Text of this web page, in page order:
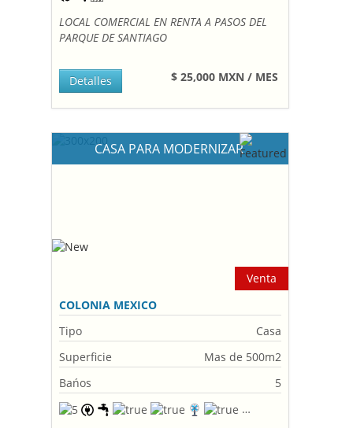
LOCAL COMERCIAL EN RENTA A PASOS DEL
PARQUE DE SANTIAGO
$ 25,000 MXN / MES
Detalles
CASA PARA MODERNIZAR
Venta
COLONIA MEXICO
Tipo
Casa
Superficie
Mas de 500m2
Bańos
5